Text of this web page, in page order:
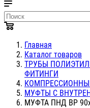
Главная
Каталог товаров
ТРУБЫ
ФИТИНГИ
МУФТЫ С
МУФТА ПНД ВР